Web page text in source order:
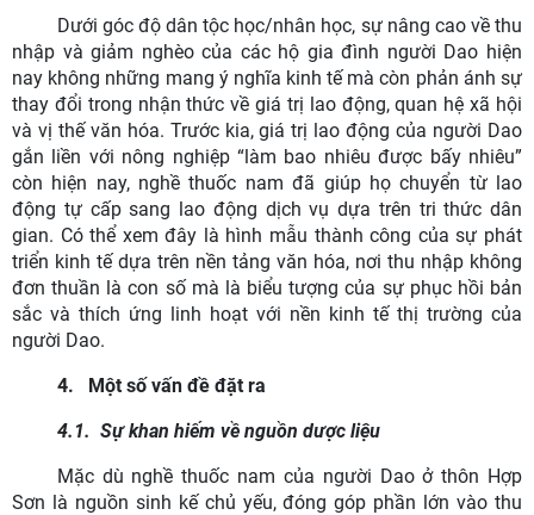
Dưới góc độ dân tộc học/nhân học, sự nâng cao về thu
nhập và giảm nghèo của các hộ gia đình người Dao hiện
nay không những mang ý nghĩa kinh tế mà còn phản ánh sự
thay đổi trong nhận thức về giá trị lao động, quan hệ xã hội
và vị thế văn hóa. Trước kia, giá trị lao động của người Dao
gắn liền với nông nghiệp “làm bao nhiêu được bấy nhiêu”
còn hiện nay, nghề thuốc nam đã giúp họ chuyển từ lao
động tự cấp sang lao động dịch vụ dựa trên tri thức dân
gian. Có thể xem đây là hình mẫu thành công của sự phát
triển kinh tế dựa trên nền tảng văn hóa, nơi thu nhập không
đơn thuần là con số mà là biểu tượng của sự phục hồi bản
sắc và thích ứng linh hoạt với nền kinh tế thị trường của
người Dao.
4.
Một số vấn đề đặt ra
4.1. Sự khan hiếm về nguồn dược liệu
Mặc dù nghề thuốc nam của người Dao ở thôn Hợp
Sơn là nguồn sinh kế chủ yếu, đóng góp phần lớn vào thu